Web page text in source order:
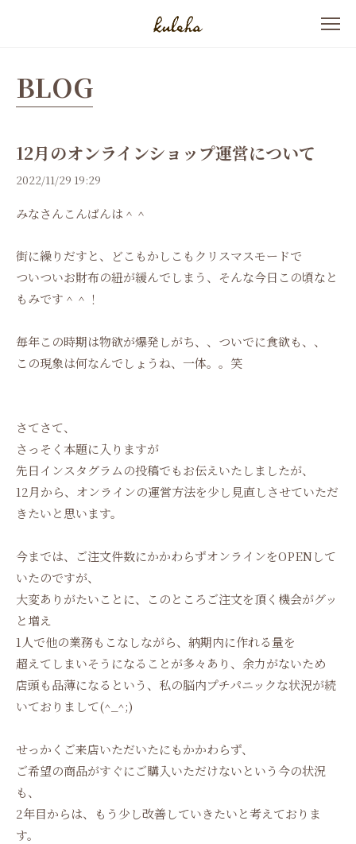
BLOG
12月のオンラインショップ運営について
2022/11/29 19:29
みなさんこんばんは＾＾
街に繰りだすと、どこもかしこもクリスマスモードで
ついついお財布の紐が緩んでしまう、そんな今日この頃なと
もみです＾＾！
毎年この時期は物欲が爆発しがち、、ついでに食欲も、、
この現象は何なんでしょうね、一体。。笑
さてさて、
さっそく本題に入りますが
先日インスタグラムの投稿でもお伝えいたしましたが、
12月から、オンラインの運営方法を少し見直しさせていただ
きたいと思います。
今までは、ご注文件数にかかわらずオンラインをOPENして
いたのですが、
大変ありがたいことに、このところご注文を頂く機会がグッ
と増え
1人で他の業務もこなしながら、納期内に作れる量を
超えてしまいそうになることが多々あり、余力がないため
店頭も品薄になるという、私の脳内プチパニックな状況が続
いておりまして(^_^;)
せっかくご来店いただいたにもかかわらず、
ご希望の商品がすぐにご購入いただけないという今の状況
も、
2年目からは、もう少し改善していきたいと考えておりま
す。